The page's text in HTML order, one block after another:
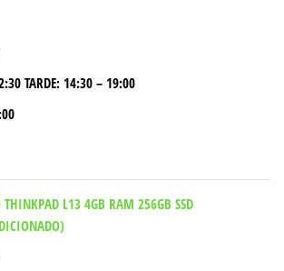
TARDE: 14:30 – 19:00
THINKPAD L13 4GB RAM 256GB SSD